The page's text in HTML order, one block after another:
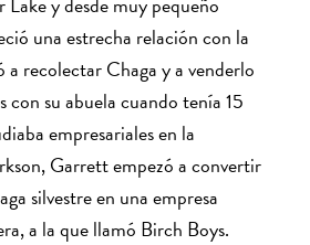
una estrecha relación con la
a recolectar Chaga y a venderlo
con su abuela cuando tenía 15
empresariales en la
Garrett empezó a convertir
silvestre en una empresa
a la que llamó Birch Boys.